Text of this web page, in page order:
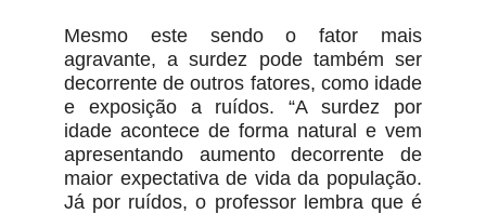
Mesmo este sendo o fator mais
agravante, a surdez pode também ser
decorrente de outros fatores, como idade
e exposição a ruídos. “A surdez por
idade acontece de forma natural e vem
apresentando aumento decorrente de
maior expectativa de vida da população.
Já por ruídos, o professor lembra que é